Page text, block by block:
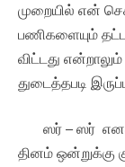
முறையில் என்
பணிகளையும்
விட்டது
துடைத்தபடி
ஸர் – ஸர் எனத்
தினம் ஒன்றுக்கு